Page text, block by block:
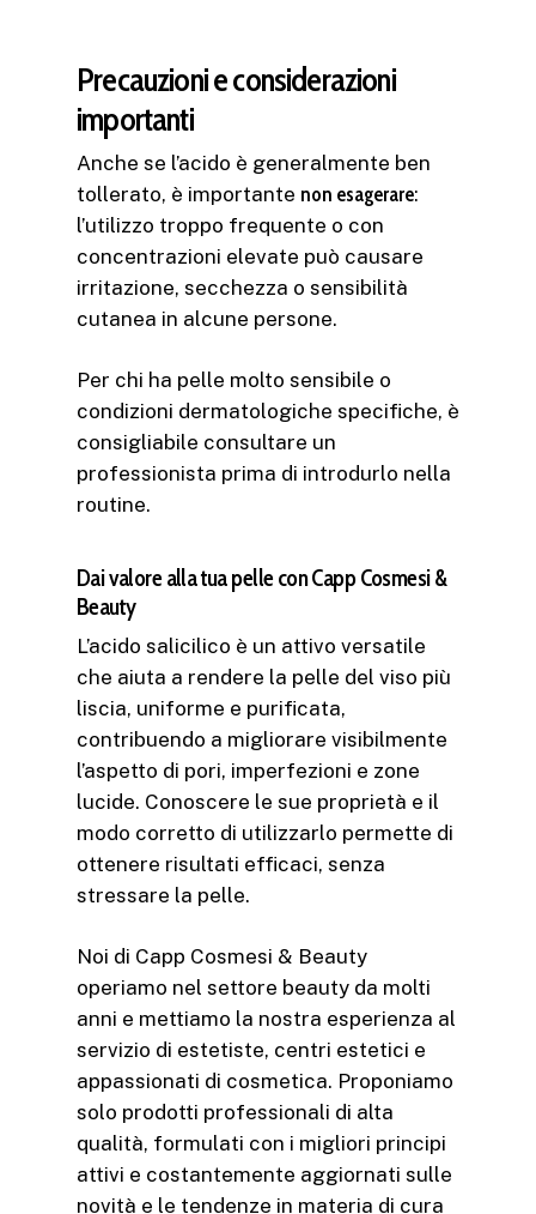
Precauzioni e considerazioni
importanti
Anche se l’acido è generalmente ben
tollerato, è importante non esagerare:
l’utilizzo troppo frequente o con
concentrazioni elevate può causare
irritazione, secchezza o sensibilità
cutanea in alcune persone.
Per chi ha pelle molto sensibile o
condizioni dermatologiche specifiche, è
consigliabile consultare un
professionista prima di introdurlo nella
routine.
Dai valore alla tua pelle con Capp Cosmesi &
Beauty
L’acido salicilico è un attivo versatile
che aiuta a rendere la pelle del viso più
liscia, uniforme e purificata,
contribuendo a migliorare visibilmente
l’aspetto di pori, imperfezioni e zone
lucide. Conoscere le sue proprietà e il
modo corretto di utilizzarlo permette di
ottenere risultati efficaci, senza
stressare la pelle.
Noi di Capp Cosmesi & Beauty
operiamo nel settore beauty da molti
anni e mettiamo la nostra esperienza al
servizio di estetiste, centri estetici e
appassionati di cosmetica. Proponiamo
solo prodotti professionali di alta
qualità, formulati con i migliori principi
attivi e costantemente aggiornati sulle
novità e le tendenze in materia di cura